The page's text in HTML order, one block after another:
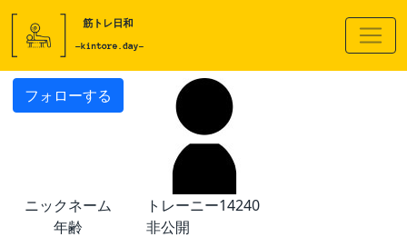
フォローする
ニックネーム
トレーニー14240
年齢
非公開